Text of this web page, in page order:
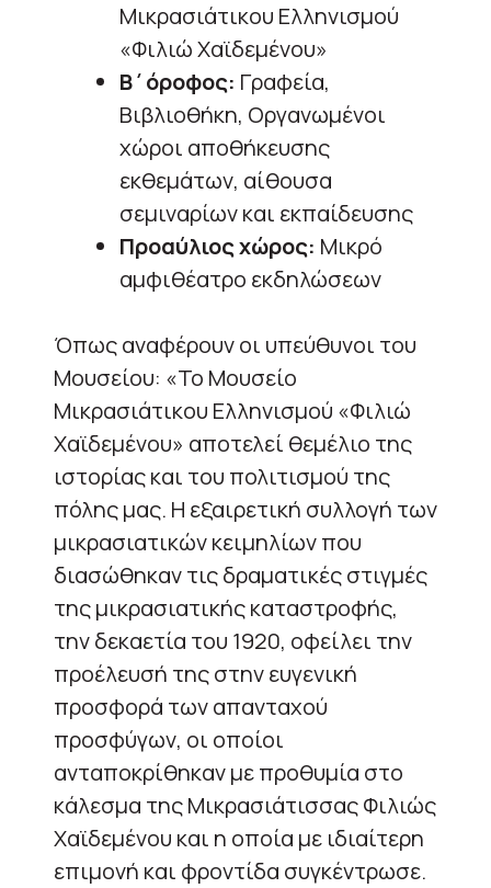
Μικρασιάτικου Ελληνισμού
«Φιλιώ Χαϊδεμένου»
Β΄όροφος: Γραφεία,
Βιβλιοθήκη, Οργανωμένοι
χώροι αποθήκευσης
εκθεμάτων, αίθουσα
σεμιναρίων και εκπαίδευσης
Προαύλιος χώρος: Μικρό
αμφιθέατρο εκδηλώσεων
Όπως αναφέρουν οι υπεύθυνοι του
Μουσείου: «Το Μουσείο
Μικρασιάτικου Ελληνισμού «Φιλιώ
Χαϊδεμένου» αποτελεί θεμέλιο της
ιστορίας και του πολιτισμού της
πόλης μας. Η εξαιρετική συλλογή των
μικρασιατικών κειμηλίων που
διασώθηκαν τις δραματικές στιγμές
της μικρασιατικής καταστροφής,
την δεκαετία του 1920, οφείλει την
προέλευσή της στην ευγενική
προσφορά των απανταχού
προσφύγων, οι οποίοι
ανταποκρίθηκαν με προθυμία στο
κάλεσμα της Μικρασιάτισσας Φιλιώς
Χαϊδεμένου και η οποία με ιδιαίτερη
επιμονή και φροντίδα συγκέντρωσε.